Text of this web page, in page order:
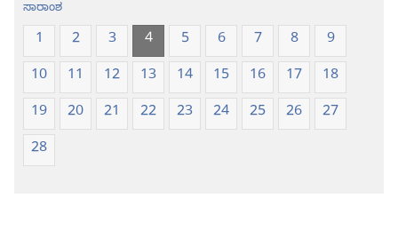
ಸಾರಾಂಶ
1 2 3 4 5 6 7 8
9
10
11 12 13 14 15 16 17
18
19
20 21 22 23 24 25 26
27
28